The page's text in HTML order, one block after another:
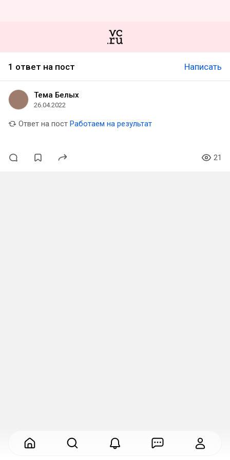
1 ответ на пост Написать
Тема Белых
26.04.2022
Ответ на пост Работаем на результат
21